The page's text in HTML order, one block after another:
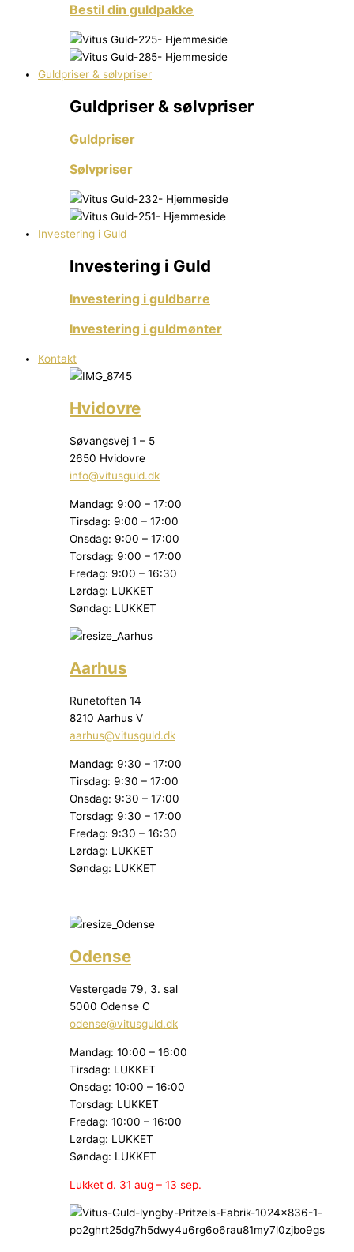
Bestil din guldpakke
Guldpriser & sølvpriser
Guldpriser & sølvpriser
Guldpriser
Sølvpriser
Investering i Guld
Investering i Guld
Investering i guldbarre
Investering i guldmønter
Kontakt
Hvidovre
Søvangsvej 1 – 5
2650 Hvidovre
info@vitusguld.dk
Mandag: 9:00 – 17:00
Tirsdag: 9:00 – 17:00
Onsdag: 9:00 – 17:00
Torsdag: 9:00 – 17:00
Fredag: 9:00 – 16:30
Lørdag: LUKKET
Søndag: LUKKET
Aarhus
Runetoften 14
8210 Aarhus V
aarhus@vitusguld.dk
Mandag: 9:30 – 17:00
Tirsdag: 9:30 – 17:00
Onsdag: 9:30 – 17:00
Torsdag: 9:30 – 17:00
Fredag: 9:30 – 16:30
Lørdag: LUKKET
Søndag: LUKKET
Odense
Vestergade 79, 3. sal
5000 Odense C
odense@vitusguld.dk
Mandag: 10:00 – 16:00
Tirsdag: LUKKET
Onsdag: 10:00 – 16:00
Torsdag: LUKKET
Fredag: 10:00 – 16:00
Lørdag: LUKKET
Søndag: LUKKET
Lukket d. 31 aug – 13 sep.